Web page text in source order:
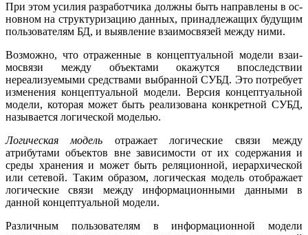
При этом усилия разработчика должны быть направлены в ос­
новном на структуризацию данных, принадлежащих будущим
поль­зователям БД, и выявление взаимосвязей между ними.
Возможно, что отраженные в концептуальной модели взаи­
мосвязи между объектами окажутся впоследствии
нереализуемы­ми средствами выбранной СУБД. Это потребует
изменения кон­цептуальной модели. Версия концептуальной
модели, которая может быть реализована конкретной СУБД,
называется логиче­ской моделью.
Логическая модель отражает логические связи между
атрибутами объектов вне зависимости от их содержания и
среды хранения и мо­жет быть реляционной, иерархической
или сетевой. Таким образом, логическая модель отображает
логические связи между информаци­онными данными в
данной концептуальной модели.
Различным пользователям в информационной модели